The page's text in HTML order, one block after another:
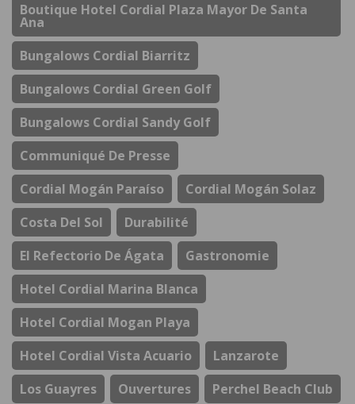
Boutique Hotel Cordial Plaza Mayor De Santa
Ana
Bungalows Cordial Biarritz
Bungalows Cordial Green Golf
Bungalows Cordial Sandy Golf
Communiqué De Presse
Cordial Mogán Paraíso
Cordial Mogán Solaz
Costa Del Sol
Durabilité
El Refectorio De Ágata
Gastronomie
Hotel Cordial Marina Blanca
Hotel Cordial Mogan Playa
Hotel Cordial Vista Acuario
Lanzarote
Los Guayres
Ouvertures
Perchel Beach Club